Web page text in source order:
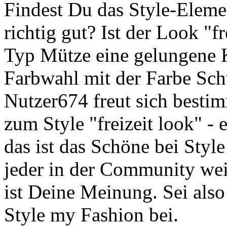
Findest Du das Style-
richtig gut? Ist der Look
Typ Mütze eine
Farbwahl mit der Farbe
Nutzer674 freut sich
zum Style "freizeit look" -
das ist das Schöne bei
jeder in der Community
ist Deine Meinung. Sei
Style my Fashion bei.